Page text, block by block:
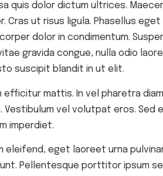
quis dolor dictum ultrices.
ut risus ligula. Phasellus
dolor in condimentum.
gravida congue, nulla odio
suscipit blandit in ut elit.
mattis. In vel pharetra
vel volutpat eros. Sed
imperdiet.
eleifend, eget laoreet urna
Pellentesque porttitor ipsum